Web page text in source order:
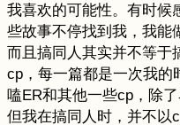
我喜欢的可能性。有时候
些故事不停找到我，我能
而且搞同人其实并不等于
cp，每一篇都是一次我的
嗑ER和其他一些cp，除
但我在搞同人时，并不以